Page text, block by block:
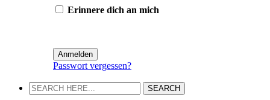
Erinnere dich an mich
Passwort vergessen?